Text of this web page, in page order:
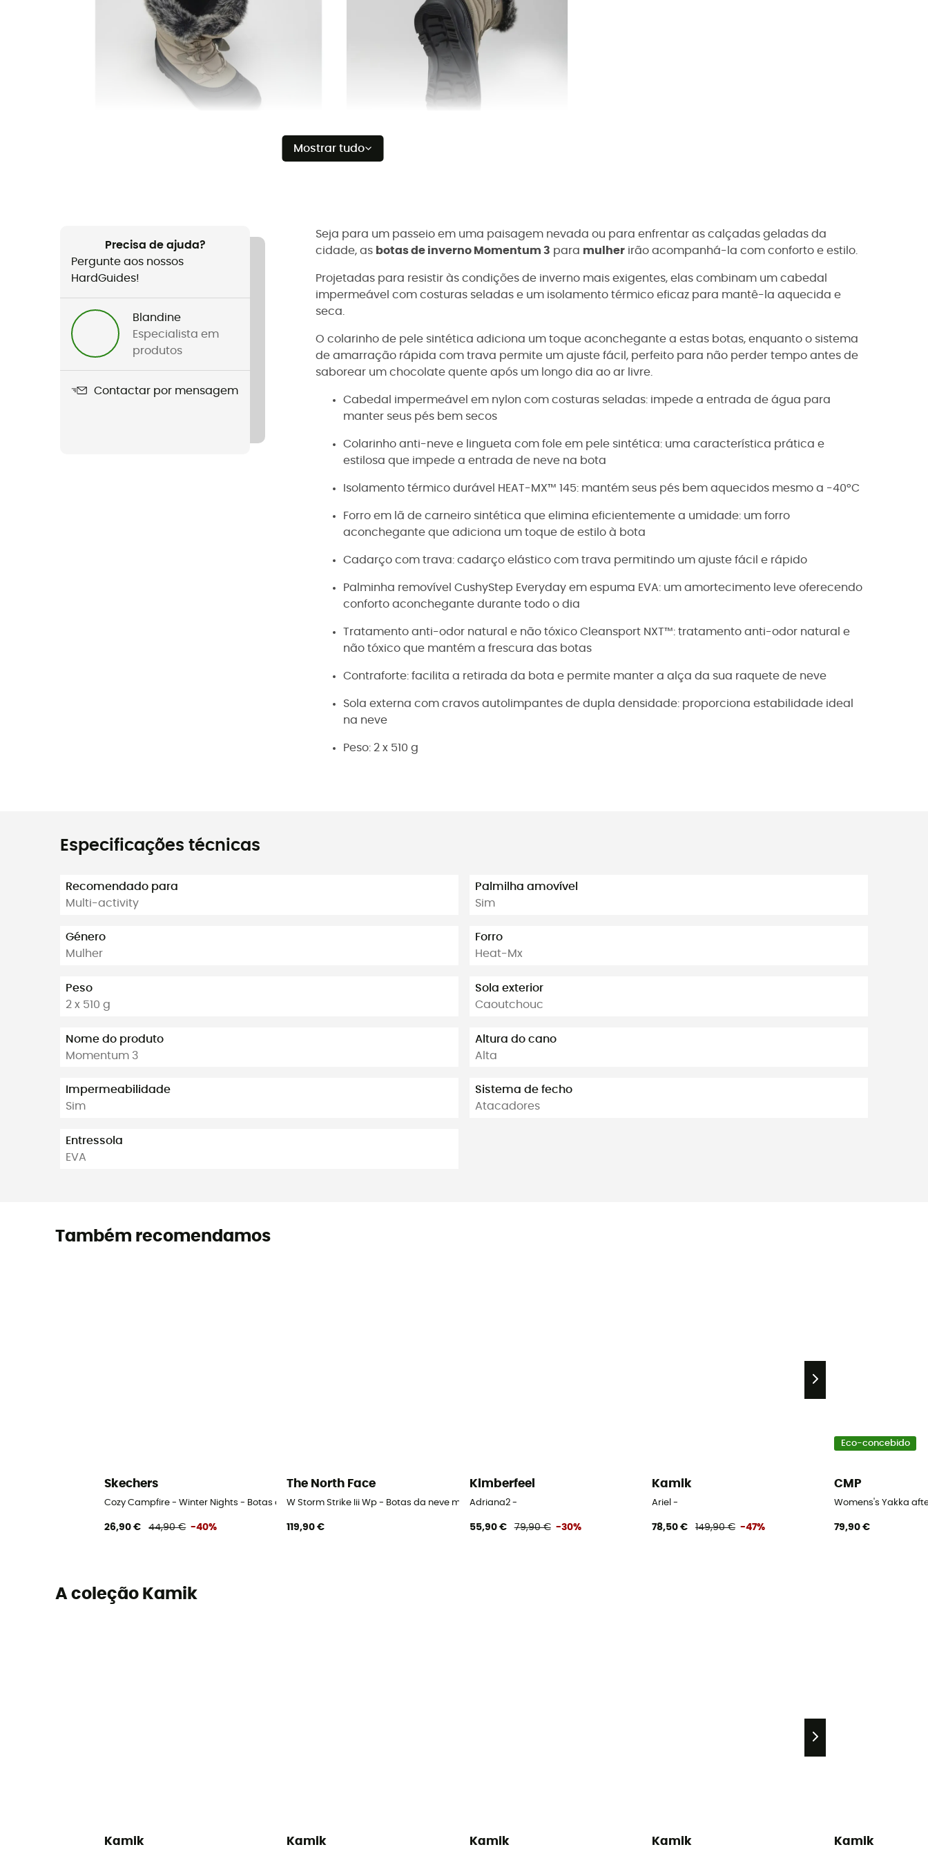
Mostrar tudo
Precisa de ajuda?
Pergunte aos nossos
HardGuides!
Blandine
Especialista em
produtos
Contactar por mensagem
Seja para um passeio em uma paisagem nevada ou para enfrentar as calçadas geladas da
cidade, as botas de inverno Momentum 3 para mulher irão acompanhá-la com conforto e estilo.
Projetadas para resistir às condições de inverno mais exigentes, elas combinam um cabedal
impermeável com costuras seladas e um isolamento térmico eficaz para mantê-la aquecida e
seca.
O colarinho de pele sintética adiciona um toque aconchegante a estas botas, enquanto o sistema
de amarração rápida com trava permite um ajuste fácil, perfeito para não perder tempo antes de
saborear um chocolate quente após um longo dia ao ar livre.
Cabedal impermeável em nylon com costuras seladas: impede a entrada de água para
manter seus pés bem secos
Colarinho anti-neve e lingueta com fole em pele sintética: uma característica prática e
estilosa que impede a entrada de neve na bota
Isolamento térmico durável HEAT-MX™ 145: mantém seus pés bem aquecidos mesmo a -40°C
Forro em lã de carneiro sintética que elimina eficientemente a umidade: um forro
aconchegante que adiciona um toque de estilo à bota
Cadarço com trava: cadarço elástico com trava permitindo um ajuste fácil e rápido
Palminha removível CushyStep Everyday em espuma EVA: um amortecimento leve oferecendo
conforto aconchegante durante todo o dia
Tratamento anti-odor natural e não tóxico Cleansport NXT™: tratamento anti-odor natural e
não tóxico que mantém a frescura das botas
Contraforte: facilita a retirada da bota e permite manter a alça da sua raquete de neve
Sola externa com cravos autolimpantes de dupla densidade: proporciona estabilidade ideal
na neve
Peso: 2 x 510 g
Especificações técnicas
Recomendado para
Multi-activity
Género
Mulher
Peso
2 x 510 g
Nome do produto
Momentum 3
Impermeabilidade
Sim
Entressola
EVA
Palmilha amovível
Sim
Forro
Heat-Mx
Sola exterior
Caoutchouc
Altura do cano
Alta
Sistema de fecho
Atacadores
Também recomendamos
Skechers
Cozy Campfire - Winter Nights - Botas da neve mulher
26,90 € 44,90 € -40%
The North Face
W Storm Strike Iii Wp - Botas da neve mulher
119,90 €
Kimberfeel
Adriana2 -
55,90 € 79,90 € -30%
Kamik
Ariel -
78,50 € 149,90 € -47%
Eco-concebido
CMP
Womens's Yakka
79,90 €
A coleção Kamik
Kamik Kamik Kamik Kamik Kamik